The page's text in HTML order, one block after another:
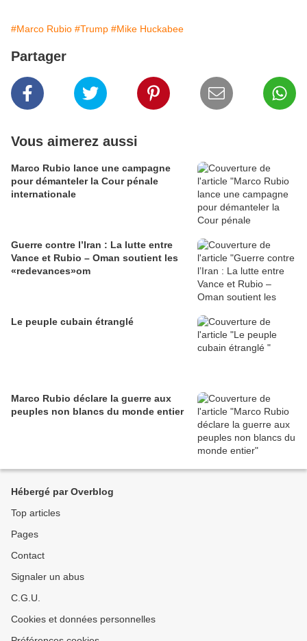
#Marco Rubio #Trump #Mike Huckabee
Partager
Vous aimerez aussi
Marco Rubio lance une campagne
pour démanteler la Cour pénale
internationale
Guerre contre l’Iran : La lutte entre
Vance et Rubio – Oman soutient les
«redevances»om
Le peuple cubain étranglé
Marco Rubio déclare la guerre aux
peuples non blancs du monde entier
Hébergé par Overblog
Top articles
Pages
Contact
Signaler un abus
C.G.U.
Cookies et données personnelles